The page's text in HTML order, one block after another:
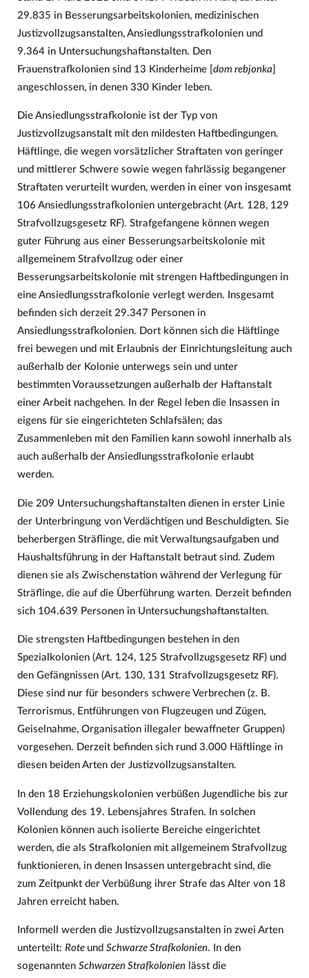
29.835 in Besserungsarbeitskolonien, medizinischen
Justizvollzugsanstalten, Ansiedlungsstrafkolonien und
9.364 in Untersuchungshaftanstalten. Den
Frauenstrafkolonien sind 13 Kinderheime [dom rebjonka]
angeschlossen, in denen 330 Kinder leben.
Die Ansiedlungsstrafkolonie ist der Typ von
Justizvollzugsanstalt mit den mildesten Haftbedingungen.
Häftlinge, die wegen vorsätzlicher Straftaten von geringer
und mittlerer Schwere sowie wegen fahrlässig begangener
Straftaten verurteilt wurden, werden in einer von insgesamt
106 Ansiedlungsstrafkolonien untergebracht (Art. 128, 129
Strafvollzugsgesetz RF). Strafgefangene können wegen
guter Führung aus einer Besserungsarbeitskolonie mit
allgemeinem Strafvollzug oder einer
Besserungsarbeitskolonie mit strengen Haftbedingungen in
eine Ansiedlungsstrafkolonie verlegt werden. Insgesamt
befinden sich derzeit 29.347 Personen in
Ansiedlungsstrafkolonien. Dort können sich die Häftlinge
frei bewegen und mit Erlaubnis der Einrichtungsleitung auch
außerhalb der Kolonie unterwegs sein und unter
bestimmten Voraussetzungen außerhalb der Haftanstalt
einer Arbeit nachgehen. In der Regel leben die Insassen in
eigens für sie eingerichteten Schlafsälen; das
Zusammenleben mit den Familien kann sowohl innerhalb als
auch außerhalb der Ansiedlungsstrafkolonie erlaubt
werden.
Die 209 Untersuchungshaftanstalten dienen in erster Linie
der Unterbringung von Verdächtigen und Beschuldigten. Sie
beherbergen Sträflinge, die mit Verwaltungsaufgaben und
Haushaltsführung in der Haftanstalt betraut sind. Zudem
dienen sie als Zwischenstation während der Verlegung für
Sträflinge, die auf die Überführung warten. Derzeit befinden
sich 104.639 Personen in Untersuchungshaftanstalten.
Die strengsten Haftbedingungen bestehen in den
Spezialkolonien (Art. 124, 125 Strafvollzugsgesetz RF) und
den Gefängnissen (Art. 130, 131 Strafvollzugsgesetz RF).
Diese sind nur für besonders schwere Verbrechen (z. B.
Terrorismus, Entführungen von Flugzeugen und Zügen,
Geiselnahme, Organisation illegaler bewaffneter Gruppen)
vorgesehen. Derzeit befinden sich rund 3.000 Häftlinge in
diesen beiden Arten der Justizvollzugsanstalten.
In den 18 Erziehungskolonien verbüßen Jugendliche bis zur
Vollendung des 19. Lebensjahres Strafen. In solchen
Kolonien können auch isolierte Bereiche eingerichtet
werden, die als Strafkolonien mit allgemeinem Strafvollzug
funktionieren, in denen Insassen untergebracht sind, die
zum Zeitpunkt der Verbüßung ihrer Strafe das Alter von 18
Jahren erreicht haben.
Informell werden die Justizvollzugsanstalten in zwei Arten
unterteilt: Rote und Schwarze Strafkolonien. In den
sogenannten Schwarzen Strafkolonienlässt die